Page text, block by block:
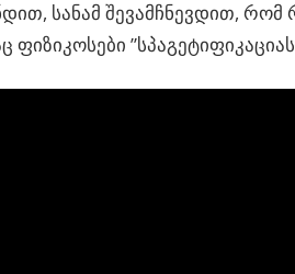
სანამ შევამჩნევდით, რომ